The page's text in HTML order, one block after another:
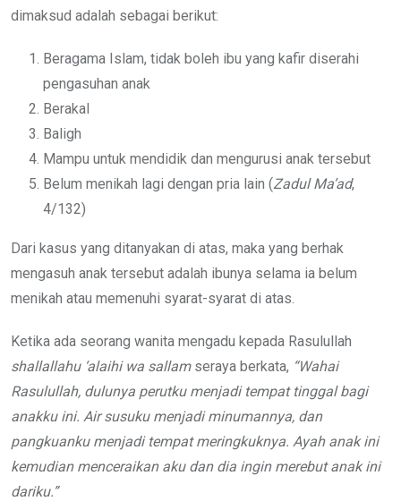
dimaksud adalah sebagai berikut:
Beragama Islam, tidak boleh ibu yang kafir diserahi
pengasuhan anak
Berakal
Baligh
Mampu untuk mendidik dan mengurusi anak tersebut
Belum menikah lagi dengan pria lain (Zadul Ma’ad,
4/132)
Dari kasus yang ditanyakan di atas, maka yang berhak
mengasuh anak tersebut adalah ibunya selama ia belum
menikah atau memenuhi syarat-syarat di atas.
Ketika ada seorang wanita mengadu kepada Rasulullah
shallallahu ‘alaihi wa sallamseraya berkata, “Wahai
Rasulullah, dulunya perutku menjadi tempat tinggal bagi
anakku ini. Air susuku menjadi minumannya, dan
pangkuanku menjadi tempat meringkuknya. Ayah anak ini
kemudian menceraikan aku dan dia ingin merebut anak ini
dariku.”